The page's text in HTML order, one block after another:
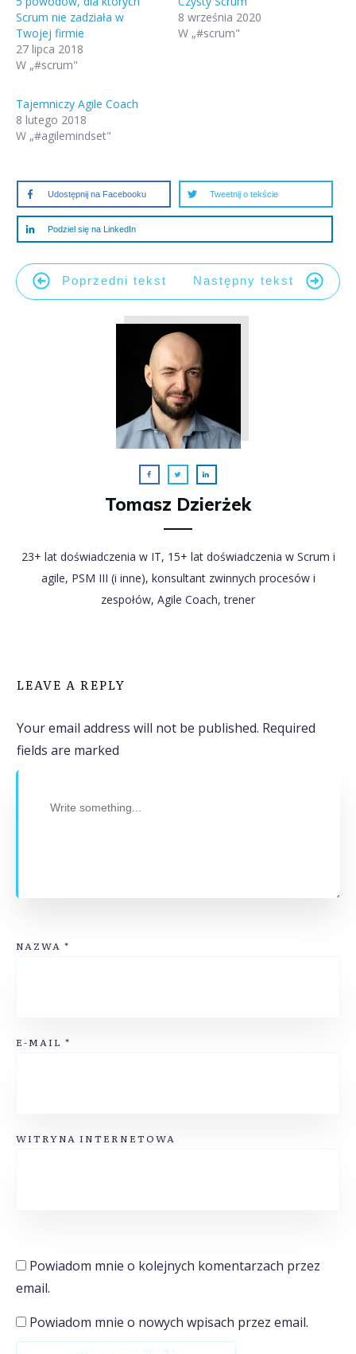
Scrum nie zadziała w
Twojej firmie
27 lipca 2018
W „#scrum"
8 września 2020
W „#scrum"
Tajemniczy Agile Coach
8 lutego 2018
W „#agilemindset"
Udostępnij na Facebooku Tweetnij o tekście
Podziel się na LinkedIn
Poprzedni tekst Następny tekst
Tomasz Dzierżek
23+ lat doświadczenia w IT, 15+ lat doświadczenia w Scrum i
agile, PSM III (i inne), konsultant zwinnych procesów i
zespołów, Agile Coach, trener
LEAVE A REPLY
Your email address will not be published. Required
fields are marked
NAZWA *
E-MAIL *
WITRYNA INTERNETOWA
Powiadom mnie o kolejnych komentarzach przez
email.
Powiadom mnie o nowych wpisach przez email.